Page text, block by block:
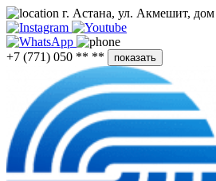
г. Астана, ул. Акмешит,
+7 (771) 050 ** ** показать